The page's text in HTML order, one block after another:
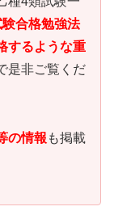
合格勉強法
するような重
是非ご覧くだ
の情報 も掲載